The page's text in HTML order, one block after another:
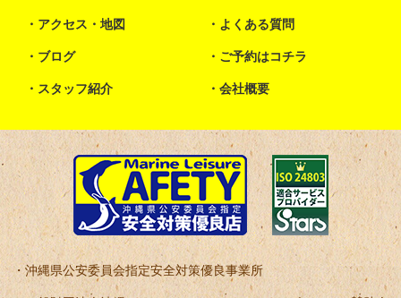
アクセス・地図 よくある質問
ブログ ご予約はコチラ
スタッフ紹介 会社概要
沖縄県公安委員会指定安全対策優良事業所